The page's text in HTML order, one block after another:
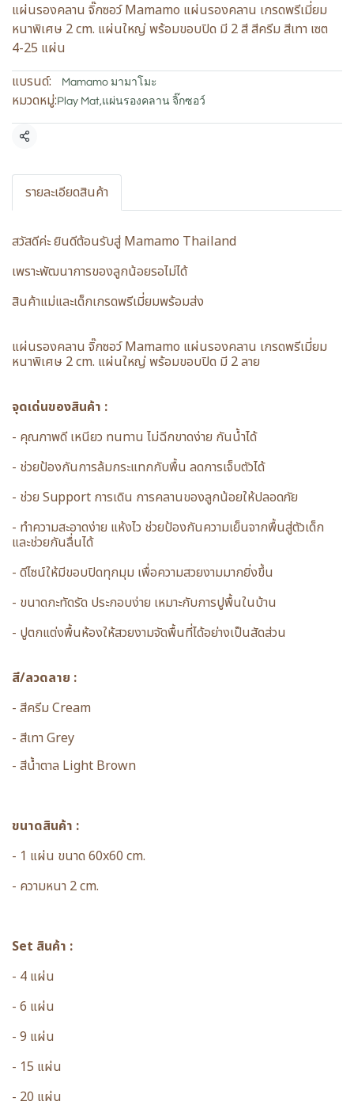
แผ่นรองคลาน จิ๊กซอว์ Mamamo แผ่นรองคลาน เกรดพรีเมี่ยม
หนาพิเศษ 2 cm. แผ่นใหญ่ พร้อมขอบปิด มี 2 สี สีครีม สีเทา เซต
4-25 แผ่น
แบรนด์:
Mamamo มามาโมะ
หมวดหมู่: Play Mat,แผ่นรองคลาน จิ๊กซอว์
แชร์
รายละเอียดสินค้า
สวัสดีค่ะ ยินดีต้อนรับสู่ Mamamo Thailand
เพราะพัฒนาการของลูกน้อยรอไม่ได้
สินค้าแม่และเด็กเกรดพรีเมี่ยมพร้อมส่ง
แผ่นรองคลาน จิ๊กซอว์ Mamamo แผ่นรองคลาน เกรดพรีเมี่ยม
หนาพิเศษ 2 cm. แผ่นใหญ่ พร้อมขอบปิด มี 2 ลาย
จุดเด่นของสินค้า :
- คุณภาพดี เหนียว ทนทาน ไม่ฉีกขาดง่าย กันน้ำได้
- ช่วยป้องกันการล้มกระแทกกับพื้น ลดการเจ็บตัวได้
- ช่วย Support การเดิน การคลานของลูกน้อยให้ปลอดภัย
- ทำความสะอาดง่าย แห้งไว ช่วยป้องกันความเย็นจากพื้นสู่ตัวเด็ก
และช่วยกันลื่นได้
- ดีไซน์ให้มีขอบปิดทุกมุม เพื่อความสวยงามมากยิ่งขึ้น
- ขนาดกะทัดรัด ประกอบง่าย เหมาะกับการปูพื้นในบ้าน
- ปูตกแต่งพื้นห้องให้สวยงามจัดพื้นที่ได้อย่างเป็นสัดส่วน
สี/ลวดลาย :
- สีครีม Cream
- สีเทา Grey
- สีน้ำตาล Light Brown
ขนาดสินค้า :
- 1 แผ่น ขนาด 60x60 cm.
- ความหนา 2 cm.
Set สินค้า :
- 4 แผ่น
- 6 แผ่น
- 9 แผ่น
- 15 แผ่น
- 20 แผ่น